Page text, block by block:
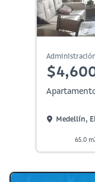
Medellín,
65.0